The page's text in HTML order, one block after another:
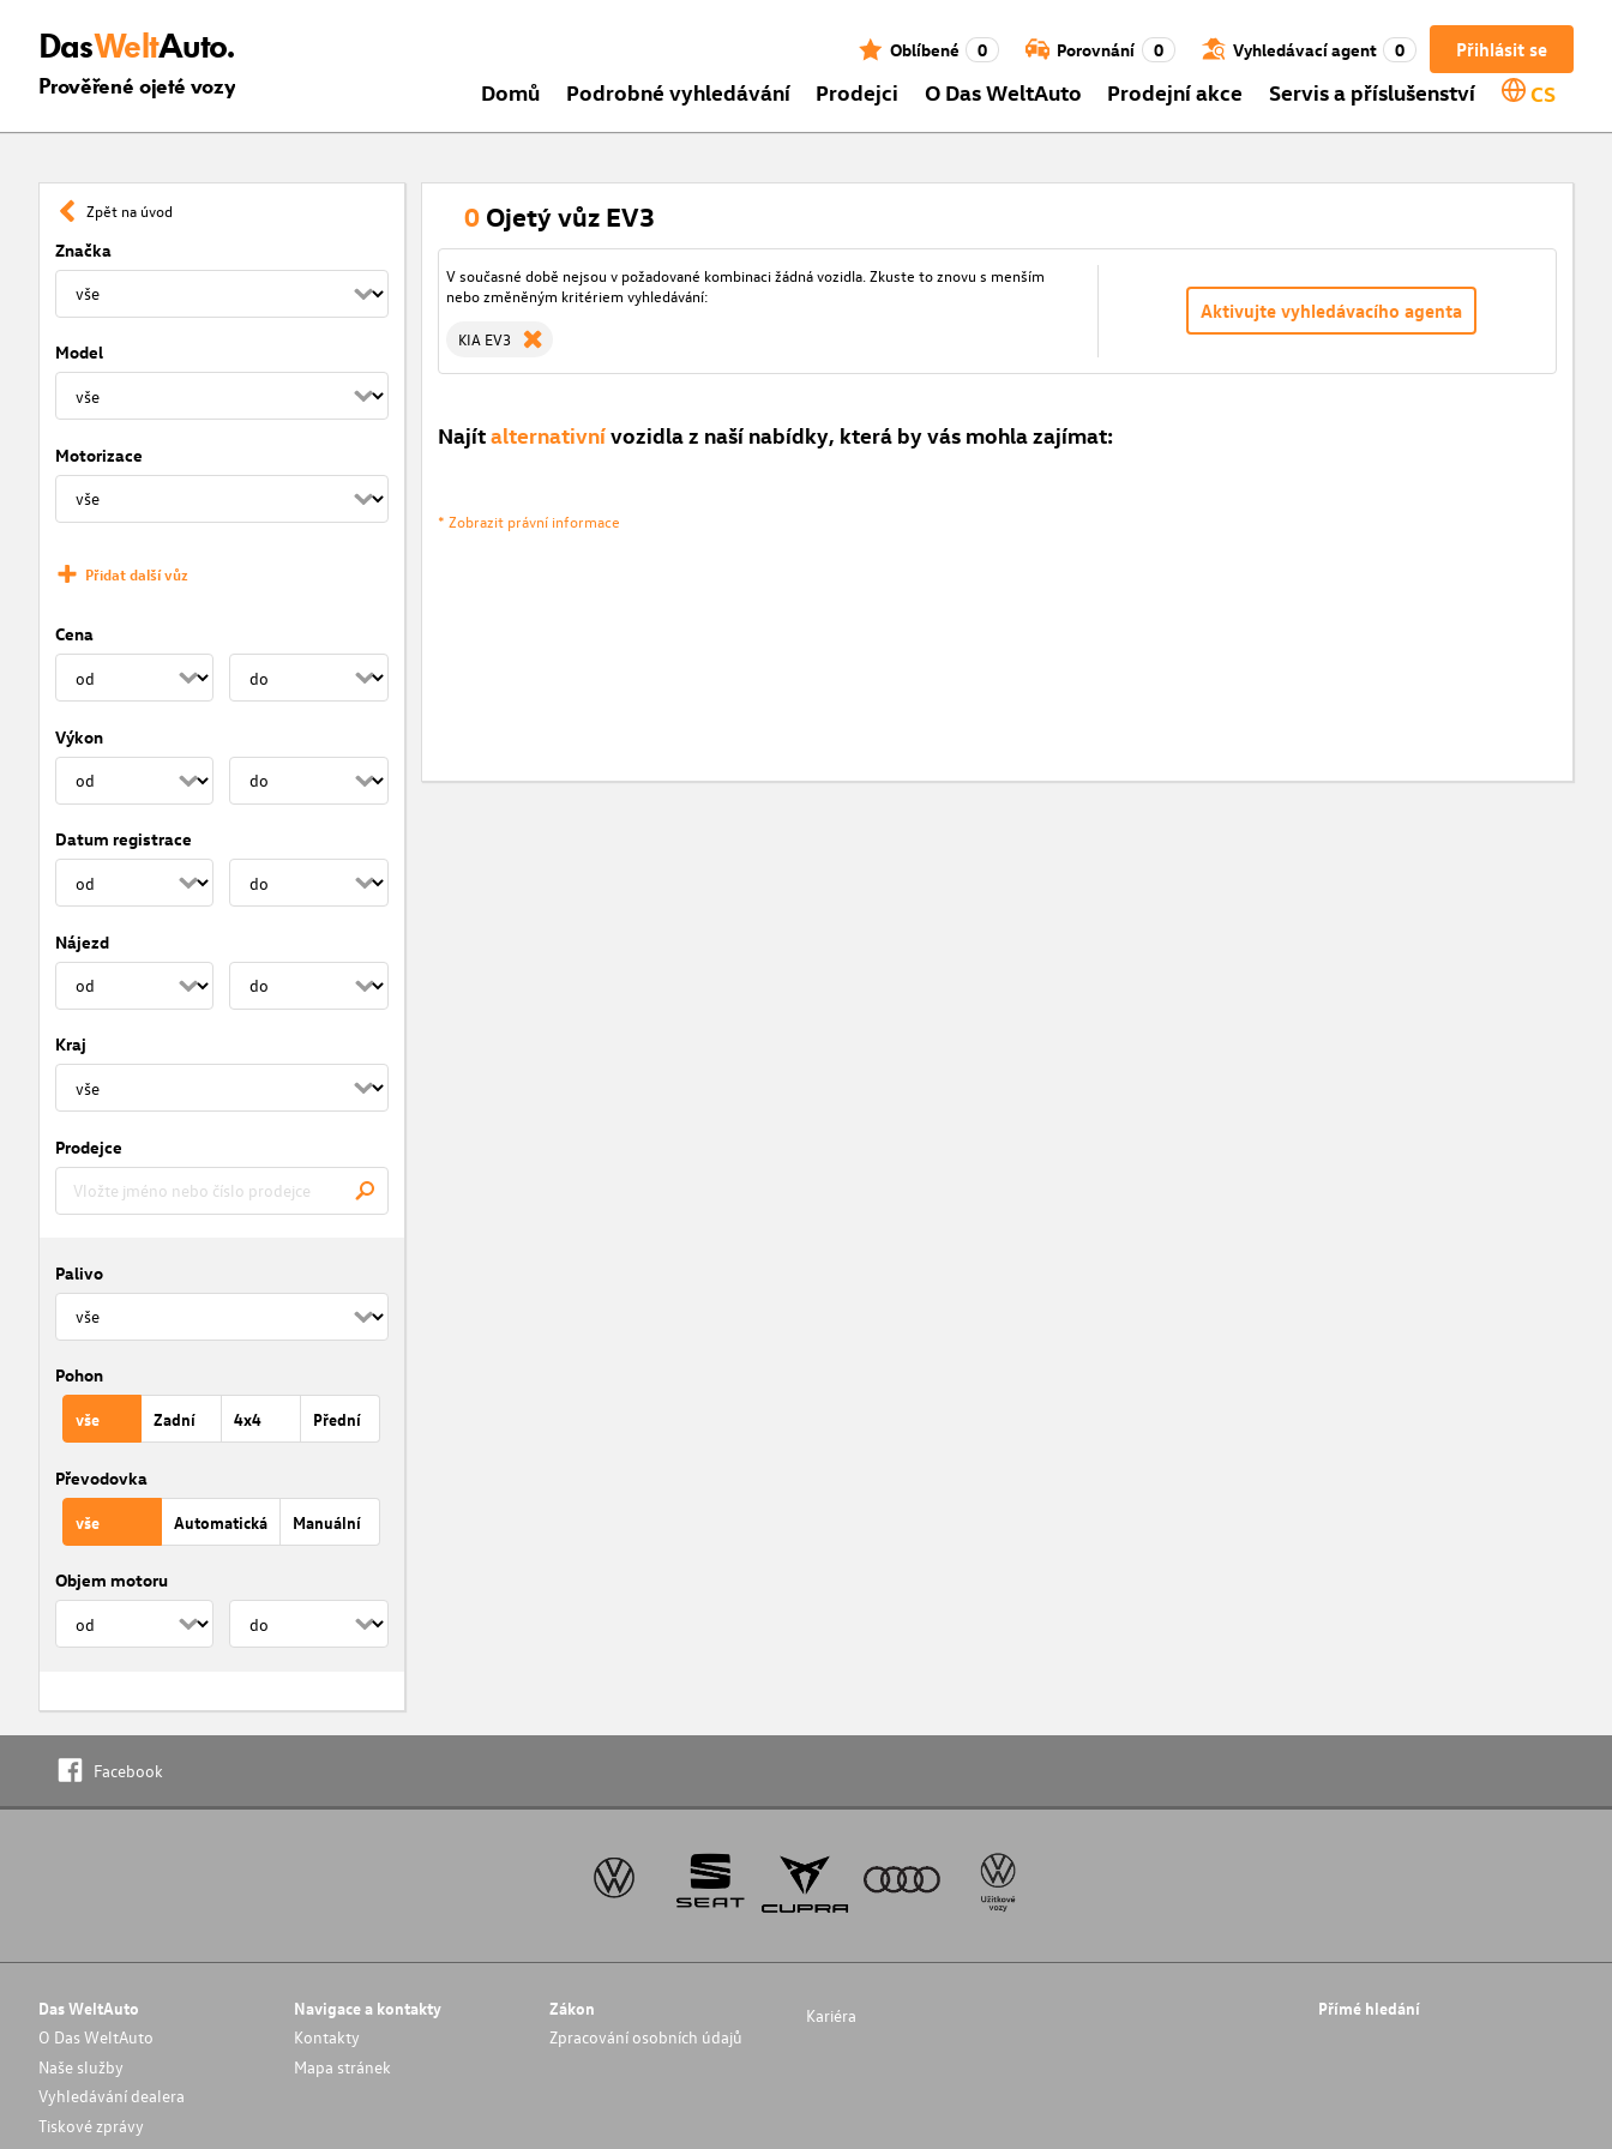
DasWeltAuto.
Prověřené ojeté vozy
Přihlásit se
Oblíbené 0 Porovnání 0 Vyhledávací agent 0
Domů Podrobné vyhledávání Prodejci O Das WeltAuto Prodejní akce Servis a příslušenství CS
Zpět na úvod
Značka
Model
Motorizace
Přidat další vůz
Cena
Výkon
Datum registrace
Nájezd
Kraj
Prodejce
Palivo
Pohon
vše Zadní 4x4 Přední
Převodovka
vše Automatická Manuální
Objem motoru
0 Ojetý vůz EV3
V současné době nejsou v požadované kombinaci žádná vozidla. Zkuste to znovu s menším
nebo změněným kritériem vyhledávání:
KIA EV3
Aktivujte vyhledávacího agenta
Najítalternativnívozidla z naší nabídky, která by vás mohla zajímat:
* Zobrazit právní informace
Facebook
Das WeltAuto
O Das WeltAuto
Naše služby
Vyhledávání dealera
Tiskové zprávy
Navigace a kontakty
Kontakty
Mapa stránek
Zákon
Zpracování osobních údajů
Kariéra Přímé hledání